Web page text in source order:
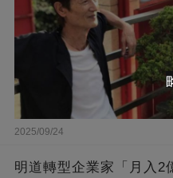
2025/09/24
明道轉型企業家「月入2